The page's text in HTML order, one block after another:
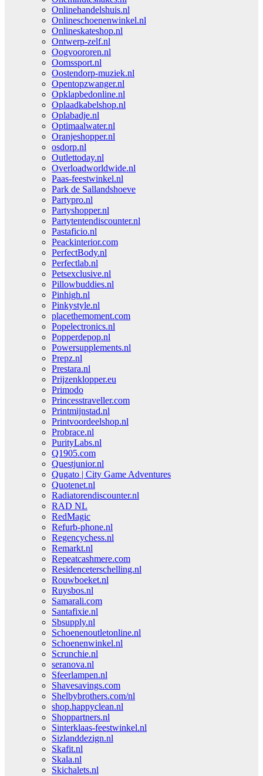
Onlinehandelshuis.nl
Onlineschoenenwinkel.nl
Onlineskateshop.nl
Ontwerp-zelf.nl
Oogvoororen.nl
Oomssport.nl
Oostendorp-muziek.nl
Opentopzwanger.nl
Opklapbedonline.nl
Oplaadkabelshop.nl
Oplabadje.nl
Optimaalwater.nl
Oranjeshopper.nl
osdorp.nl
Outlettoday.nl
Overloadworldwide.nl
Paas-feestwinkel.nl
Park de Sallandshoeve
Partypro.nl
Partyshopper.nl
Partytentendiscounter.nl
Pastaficio.nl
Peackinterior.com
PerfectBody.nl
Perfectlab.nl
Petsexclusive.nl
Pillowbuddies.nl
Pinhigh.nl
Pinkystyle.nl
placethemoment.com
Popelectronics.nl
Popperdepop.nl
Powersupplements.nl
Prepz.nl
Prestara.nl
Prijzenklopper.eu
Primodo
Princesstraveller.com
Printmijnstad.nl
Printvoordeelshop.nl
Probrace.nl
PurityLabs.nl
Q1905.com
Questjunior.nl
Qugato | City Game Adventures
Quotenet.nl
Radiatorendiscounter.nl
RAD NL
RedMagic
Refurb-phone.nl
Regencychess.nl
Remarkt.nl
Repeatcashmere.com
Residenceterschelling.nl
Rouwboeket.nl
Ruysbos.nl
Samarali.com
Santafixie.nl
Sbsupply.nl
Schoenenoutletonline.nl
Schoenenwinkel.nl
Scrunchie.nl
seranova.nl
Sfeerlampen.nl
Shavesavings.com
Shelbybrothers.com/nl
shop.happyclean.nl
Shoppartners.nl
Sinterklaas-feestwinkel.nl
Sizlanddezign.nl
Skafit.nl
Skala.nl
Skichalets.nl